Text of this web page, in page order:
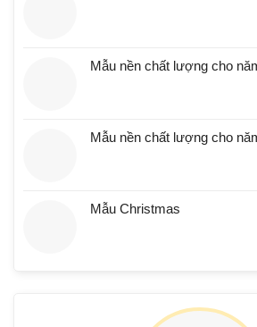
Mẫu nền chất lượng cho
Mẫu nền chất lượng cho
Mẫu Christmas